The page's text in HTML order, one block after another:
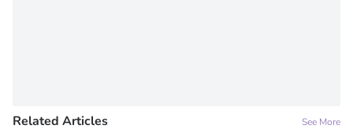
Related Articles See More